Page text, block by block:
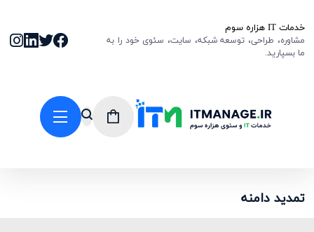
خدمات IT هزاره سوم
مشاوره، طراحی، توسعه شبکه، سایت، سئوی خود را به
ما بسپارید.
تمدید دامنه